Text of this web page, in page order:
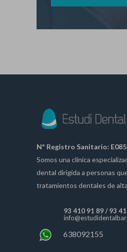
Nº Registro Sanitario:
Somos una clínica
dental dirigida a personas
tratamientos dentales de
93 410 91 89/ 93
638092155